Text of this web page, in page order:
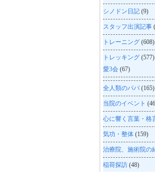
シノドン日記 (9)
スタッフ出演記事
トレーニング (608)
トレッキング (577)
愛3会 (67)
全人類のパパ (165)
当院のイベント
心に響く言葉・格
気功・整体 (159)
治療院、施術院の
稲荷探訪 (48)